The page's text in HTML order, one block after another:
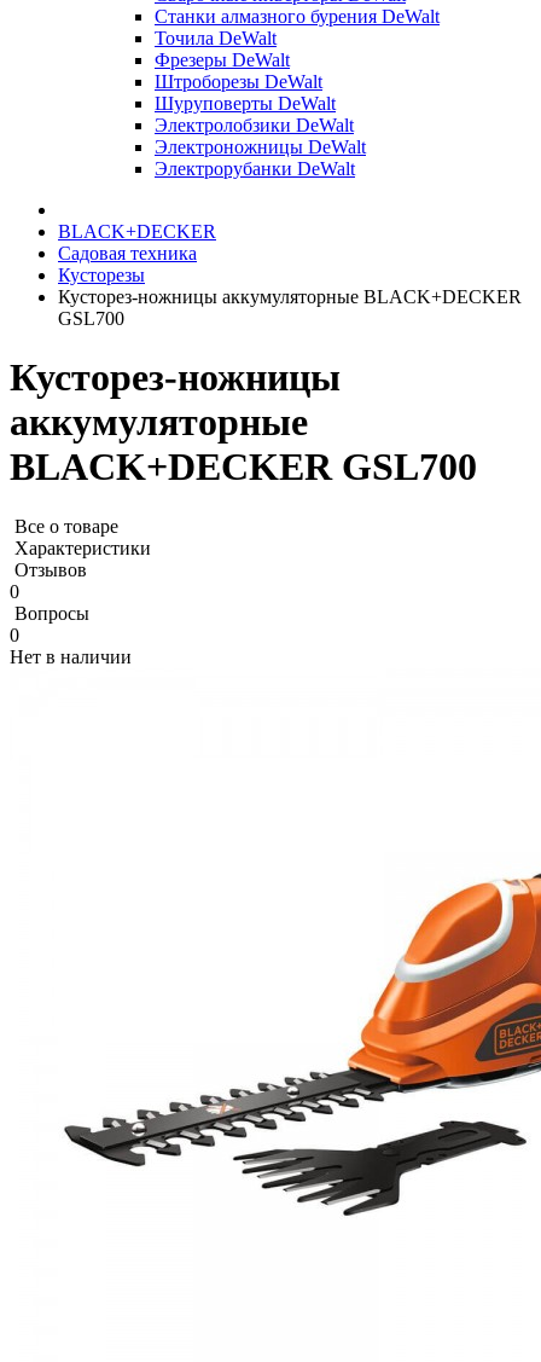
Станки алмазного бурения DeWalt
Точила DeWalt
Фрезеры DeWalt
Штроборезы DeWalt
Шуруповерты DeWalt
Электролобзики DeWalt
Электроножницы DeWalt
Электрорубанки DeWalt
BLACK+DECKER
Садовая техника
Кусторезы
Кусторез-ножницы аккумуляторные BLACK+DECKER
GSL700
Кусторез-ножницы
аккумуляторные
BLACK+DECKER GSL700
Все о товаре
Характеристики
Отзывов
0
Вопросы
0
Нет в наличии